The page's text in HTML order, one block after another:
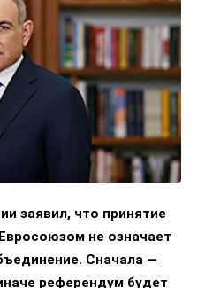
заявил, что принятие
не означает
Сначала —
референдум будет